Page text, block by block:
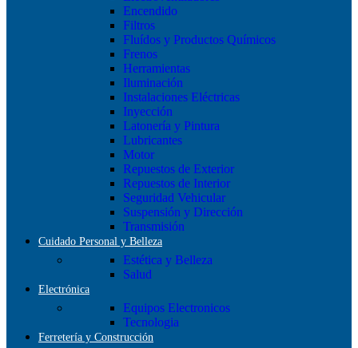
Encendido
Filtros
Fluídos y Productos Químicos
Frenos
Herramientas
Iluminación
Instalaciones Eléctricas
Inyección
Latonería y Pintura
Lubricantes
Motor
Repuestos de Exterior
Repuestos de Interior
Seguridad Vehicular
Suspensión y Dirección
Transmisión
Cuidado Personal y Belleza
Estética y Belleza
Salud
Electrónica
Equipos Electronicos
Tecnologia
Ferretería y Construcción